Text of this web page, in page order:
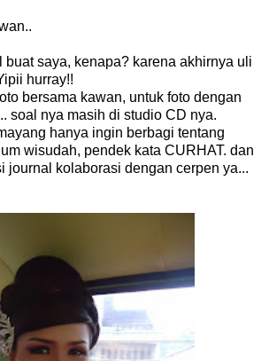
buat saya, kenapa? karena akhirnya uli
hurray!!
bersama kawan, untuk foto dengan
soal nya masih di studio CD nya.
hanya ingin berbagi tentang
wisudah, pendek kata CURHAT. dan
journal kolaborasi dengan cerpen ya...